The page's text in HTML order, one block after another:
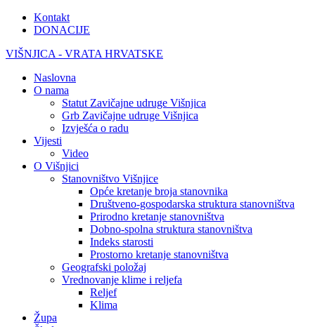
Kontakt
DONACIJE
VIŠNJICA - VRATA HRVATSKE
Naslovna
O nama
Statut Zavičajne udruge Višnjica
Grb Zavičajne udruge Višnjica
Izvješća o radu
Vijesti
Video
O Višnjici
Stanovništvo Višnjice
Opće kretanje broja stanovnika
Društveno-gospodarska struktura stanovništva
Prirodno kretanje stanovništva
Dobno-spolna struktura stanovništva
Indeks starosti
Prostorno kretanje stanovništva
Geografski položaj
Vrednovanje klime i reljefa
Reljef
Klima
Župa